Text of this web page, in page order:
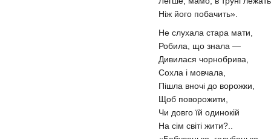
Ніж його побачить».
Не слухала стара мати,
Робила, що знала —
Дивилася чорнобрива,
Сохла і мовчала,
Пішла вночі до ворожки,
Щоб поворожити,
Чи довго їй одинокій
На сім світі жити?..